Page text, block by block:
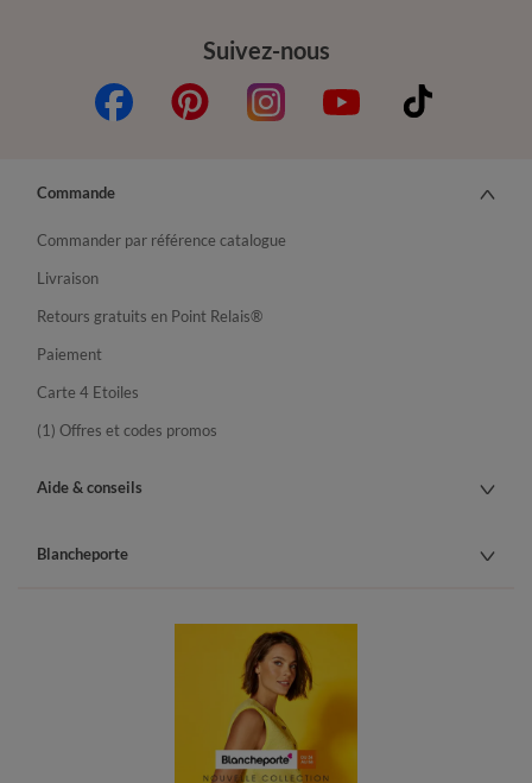
Suivez-nous
Commande
Commander par référence catalogue
Livraison
Retours gratuits en Point Relais®
Paiement
Carte 4 Etoiles
(1) Offres et codes promos
Aide & conseils
Blancheporte